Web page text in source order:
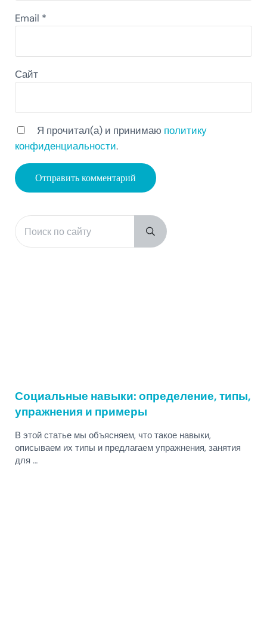
Email *
Сайт
Я прочитал(а) и принимаю политику
конфиденциальности.
Sidebar
Submit search
Социальные навыки: определение, типы,
упражнения и примеры
В этой статье мы объясняем, что такое навыки,
описываем их типы и предлагаем упражнения, занятия
для …